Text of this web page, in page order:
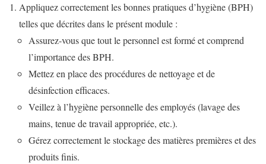
Appliquez correctement les bonnes pratiques d’hygiène (BPH)
telles que décrites dans le présent module :
Assurez-vous que tout le personnel est formé et comprend
l’importance des BPH.
Mettez en place des procédures de nettoyage et de
désinfection efficaces.
Veillez à l’hygiène personnelle des employés (lavage des
mains, tenue de travail appropriée, etc.).
Gérez correctement le stockage des matières premières et des
produits finis.